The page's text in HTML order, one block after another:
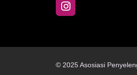
© 2025 Asosiasi